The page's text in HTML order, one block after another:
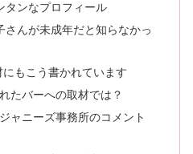
タンなプロフィール
さんが未成年だと知らなかっ
もこう書かれています
たバーへの取材では？
ャニーズ事務所のコメント